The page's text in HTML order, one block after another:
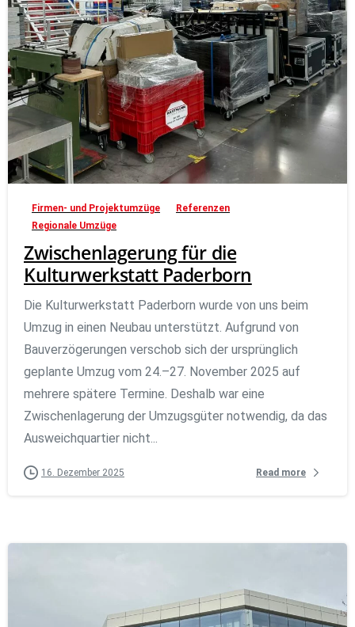
Firmen- und Projektumzüge
Referenzen
Regionale Umzüge
Zwischenlagerung für die
Kulturwerkstatt Paderborn
Die Kulturwerkstatt Paderborn wurde von uns beim
Umzug in einen Neubau unterstützt. Aufgrund von
Bauverzögerungen verschob sich der ursprünglich
geplante Umzug vom 24.–27. November 2025 auf
mehrere spätere Termine. Deshalb war eine
Zwischenlagerung der Umzugsgüter notwendig, da das
Ausweichquartier nicht...
16. Dezember 2025 Read more